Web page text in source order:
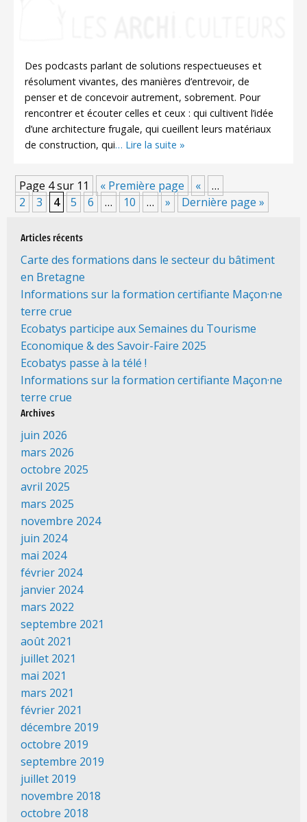
Des podcasts parlant de solutions respectueuses et
résolument vivantes, des manières d’entrevoir, de
penser et de concevoir autrement, sobrement. Pour
rencontrer et écouter celles et ceux : qui cultivent l’idée
d’une architecture frugale, qui cueillent leurs matériaux
de construction, qui… Lire la suite »
Page 4 sur 11 « Première page «
…
2
3 4 5 6 … 10 … » Dernière page »
Articles récents
Carte des formations dans le secteur du bâtiment
en Bretagne
Informations sur la formation certifiante Maçon·ne
terre crue
Ecobatys participe aux Semaines du Tourisme
Economique & des Savoir-Faire 2025
Ecobatys passe à la télé !
Informations sur la formation certifiante Maçon·ne
terre crue
Archives
juin 2026
mars 2026
octobre 2025
avril 2025
mars 2025
novembre 2024
juin 2024
mai 2024
février 2024
janvier 2024
mars 2022
septembre 2021
août 2021
juillet 2021
mai 2021
mars 2021
février 2021
décembre 2019
octobre 2019
septembre 2019
juillet 2019
novembre 2018
octobre 2018